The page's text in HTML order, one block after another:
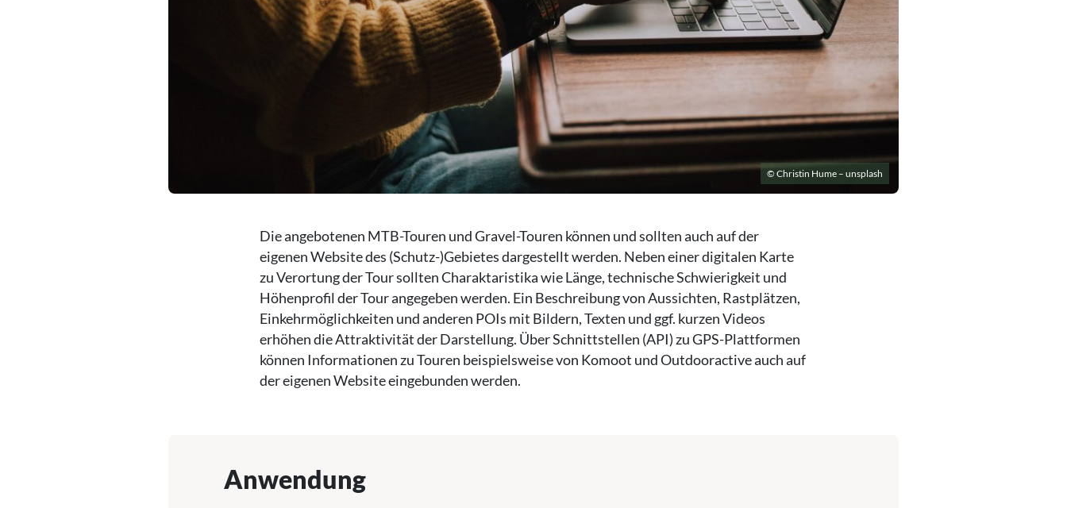
© Christin Hume – unsplash
Die angebotenen MTB-Touren und Gravel-Touren können und sollten auch auf der
eigenen Website des (Schutz-)Gebietes dargestellt werden. Neben einer digitalen Karte
zu Verortung der Tour sollten Charaktaristika wie Länge, technische Schwierigkeit und
Höhenprofil der Tour angegeben werden. Ein Beschreibung von Aussichten, Rastplätzen,
Einkehrmöglichkeiten und anderen POIs mit Bildern, Texten und ggf. kurzen Videos
erhöhen die Attraktivität der Darstellung. Über Schnittstellen (API) zu GPS-Plattformen
können Informationen zu Touren beispielsweise von Komoot und Outdooractive auch auf
der eigenen Website eingebunden werden.
Anwendung